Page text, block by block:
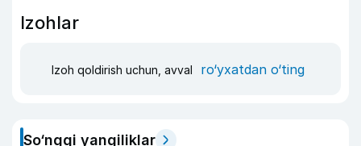
Izohlar
Izoh qoldirish uchun, avval ro‘yxatdan o‘ting
So‘nggi yangiliklar